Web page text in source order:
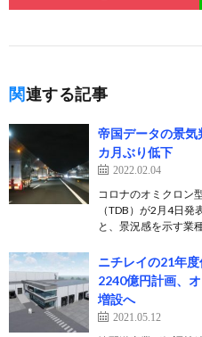
関連する記事
帝国データの景
カ月ぶり低下
2022.02.04
コロナのオミクロン
（TDB）が2月4日
と、景況感を示す業
ニチレイの21年
2240億円計画、
増設へ
2021.05.12